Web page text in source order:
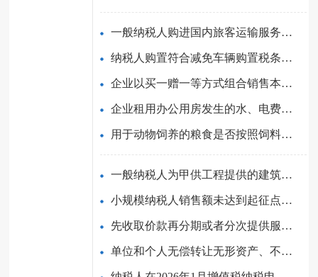
一般纳税人购进国内旅客运输服务的，如何抵扣进项税额？
纳税人购置符合减免车辆购置税条件的新能源汽车，购置时间以...
企业以买一赠一等方式组合销售本企业商品，企业所得税上应视...
企业租用办公用房发生的水、电费用，想要在企业所得税税前扣...
用于动物饲养的粮食是否按照饲料产品征收增值税？
一般纳税人为甲供工程提供的建筑服务是否可以简易计税？
小规模纳税人销售额未达到起征点标准的，可以选择部分应税交...
先收取价款再分期或者分次提供服务的，纳税义务发生时间如何...
单位和个人无偿转让无形资产、不动产或者金融商品，增值税是...